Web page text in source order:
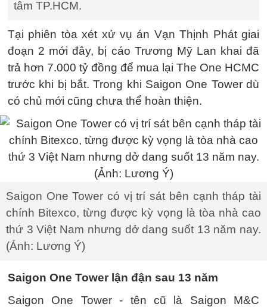
tâm TP.HCM.
Tại phiên tòa xét xử vụ án Vạn Thịnh Phát giai
đoạn 2 mới đây, bị cáo Trương Mỹ Lan khai đã
trả hơn 7.000 tỷ đồng để mua lại The One HCMC
trước khi bị bắt. Trong khi Saigon One Tower dù
có chủ mới cũng chưa thể hoàn thiện.
Saigon One Tower có vị trí sát bên cạnh tháp tài
chính Bitexco, từng được kỳ vọng là tòa nhà cao
thứ 3 Việt Nam nhưng dở dang suốt 13 năm nay.
(Ảnh: Lương Ý)
Saigon One Tower lận đận sau 13 năm
Saigon One Tower - tên cũ là Saigon M&C